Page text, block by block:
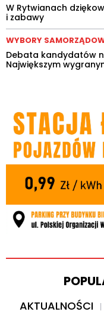
W Rytwianach
i zabawy
WYBORY
Debata kandydatów
Największym
AKTUALNOŚCI